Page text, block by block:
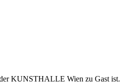
der KUNSTHALLE Wien zu Gast ist.